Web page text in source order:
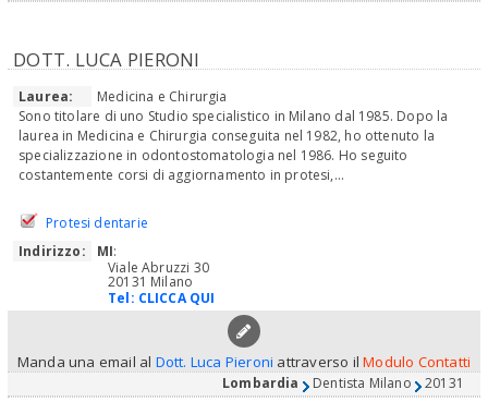
DOTT. LUCA PIERONI
Laurea:
Medicina e Chirurgia
Sono titolare di uno Studio specialistico in Milano dal 1985. Dopo la
laurea in Medicina e Chirurgia conseguita nel 1982, ho ottenuto la
specializzazione in odontostomatologia nel 1986. Ho seguito
costantemente corsi di aggiornamento in protesi,...
Protesi dentarie
Indirizzo:
MI:
Viale Abruzzi 30
20131 Milano
Tel: CLICCA QUI
Manda una email al Dott. Luca Pieroni attraverso ilModulo Contatti
Lombardia Dentista Milano 20131